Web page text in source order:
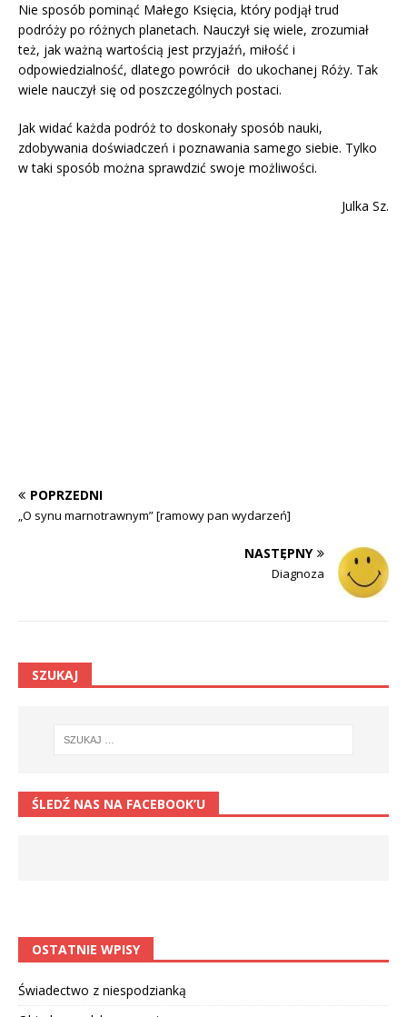
Nie sposób pominąć Małego Księcia, który podjął trud
podróży po różnych planetach. Nauczył się wiele, zrozumiał
też, jak ważną wartością jest przyjaźń, miłość i
odpowiedzialność, dlatego powrócił do ukochanej Róży. Tak
wiele nauczył się od poszczególnych postaci.
Jak widać każda podróż to doskonały sposób nauki,
zdobywania doświadczeń i poznawania samego siebie. Tylko
w taki sposób można sprawdzić swoje możliwości.
Julka Sz.
POPRZEDNI
„O synu marnotrawnym” [ramowy pan wydarzeń]
NASTĘPNY
Diagnoza
SZUKAJ
ŚLEDŹ NAS NA FACEBOOK’U
OSTATNIE WPISY
Świadectwo z niespodzianką